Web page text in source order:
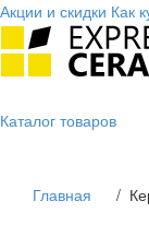
Акции и скидки Как
Каталог товаров
Главная
/